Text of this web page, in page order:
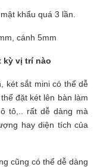
khẩu quá 3 lần.
cánh 5mm
kỳ vị trí nào
két sắt mini có thể dễ
đặt két lên bàn làm
tô,.. rất dễ dàng mà
hay diện tích của
cũng có thể dễ dàng